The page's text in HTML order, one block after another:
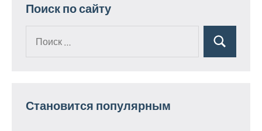
Поиск по сайту
Поиск
Становится популярным